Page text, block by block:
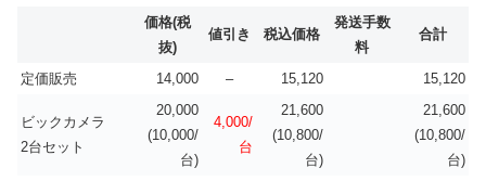
価格(税
抜)
値引き 税込価格
発送手数
料
合計
定価販売 14,000 – 15,120 15,120
ビックカメラ
2台セット
20,000
(10,000/
台)
4,000/
台
21,600
(10,800/
台)
21,600
(10,800/
台)